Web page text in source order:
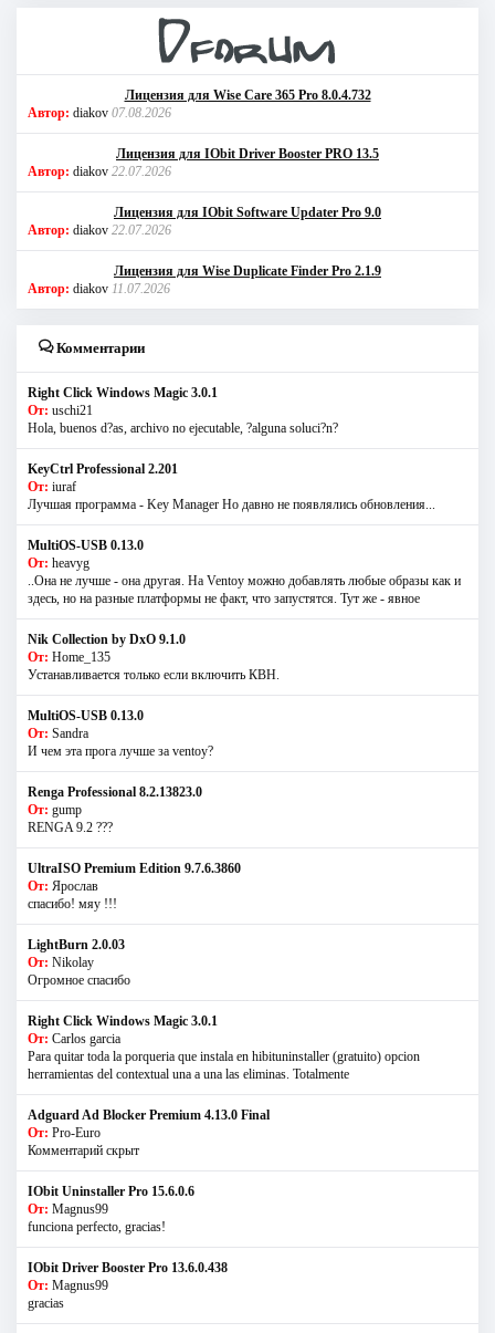
Лицензия для Wise Care 365 Pro 8.0.4.732
Автор: diakov 07.08.2026
Лицензия для IObit Driver Booster PRO 13.5
Автор: diakov 22.07.2026
Лицензия для IObit Software Updater Pro 9.0
Автор: diakov 22.07.2026
Лицензия для Wise Duplicate Finder Pro 2.1.9
Автор: diakov 11.07.2026
Комментарии
Right Click Windows Magic 3.0.1
От: uschi21
Hola, buenos d?as, archivo no ejecutable, ?alguna soluci?n?
KeyCtrl Professional 2.201
От: iuraf
Лучшая программа - Key Manager Но давно не появлялись обновления...
MultiOS-USB 0.13.0
От: heavyg
..Она не лучше - она другая. На Ventoy можно добавлять любые образы как и
здесь, но на разные платформы не факт, что запустятся. Тут же - явное
Nik Collection by DxO 9.1.0
От: Home_135
Устанавливается только если включить КВН.
MultiOS-USB 0.13.0
От: Sandra
И чем эта прога лучше за ventoy?
Renga Professional 8.2.13823.0
От: gump
RENGA 9.2 ???
UltraISO Premium Edition 9.7.6.3860
От: Ярослав
спасибо! мяу !!!
LightBurn 2.0.03
От: Nikolay
Огромное спасибо
Right Click Windows Magic 3.0.1
От: Carlos garcia
Para quitar toda la porqueria que instala en hibituninstaller (gratuito) opcion
herramientas del contextual una a una las eliminas. Totalmente
Adguard Ad Blocker Premium 4.13.0 Final
От: Pro-Euro
Комментарий скрыт
IObit Uninstaller Pro 15.6.0.6
От: Magnus99
funciona perfecto, gracias!
IObit Driver Booster Pro 13.6.0.438
От: Magnus99
gracias